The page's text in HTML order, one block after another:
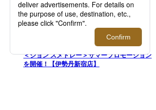
＜ジョン スメドレー＞サマープロモーション
を開催！【伊勢丹新宿店】